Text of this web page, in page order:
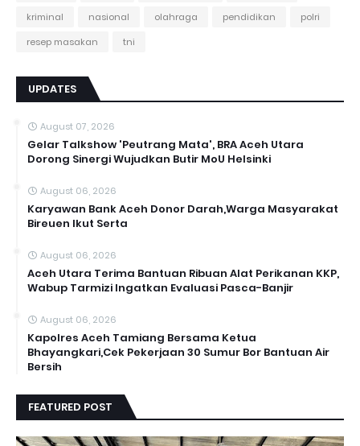
kriminal
nasional olahraga pendidikan
polri
resep masakan
tni
UPDATES
August 07, 2026
Gelar Talkshow 'Peutrang Mata', BRA Aceh Utara
Dorong Sinergi Wujudkan Butir MoU Helsinki
August 06, 2026
Karyawan Bank Aceh Donor Darah,Warga Masyarakat
Bireuen Ikut Serta
August 06, 2026
Aceh Utara Terima Bantuan Ribuan Alat Perikanan KKP,
Wabup Tarmizi Ingatkan Evaluasi Pasca-Banjir
August 06, 2026
Kapolres Aceh Tamiang Bersama Ketua
Bhayangkari,Cek Pekerjaan 30 Sumur Bor Bantuan Air
Bersih
FEATURED POST